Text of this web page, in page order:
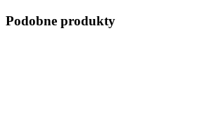
Podobne produkty